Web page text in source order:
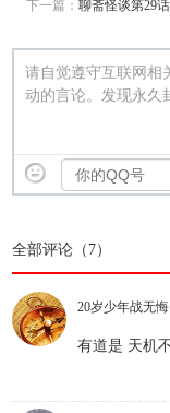
下一篇： 聊斋怪谈第29
请自觉遵守互联网相
动的言论。发现永久
全部评论（ 7）
20岁少年战无悔
有道是 天机